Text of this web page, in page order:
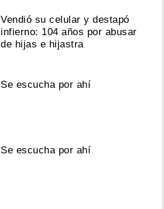
Vendió su celular y destapó
infierno: 104 años por abusar
de hijas e hijastra
Se escucha por ahí
Se escucha por ahí